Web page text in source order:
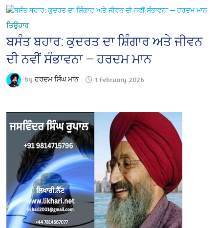
ਤਿਉਹਾਰ
ਬਸੰਤ ਬਹਾਰ: ਕੁਦਰਤ ਦਾ ਸ਼ਿੰਗਾਰ ਅਤੇ ਜੀਵਨ
ਦੀ ਨਵੀਂ ਸੰਭਾਵਨਾ — ਹਰਦਮ ਮਾਨ
byਹਰਦਮ ਸਿੰਘ ਮਾਨ 1 February 2026